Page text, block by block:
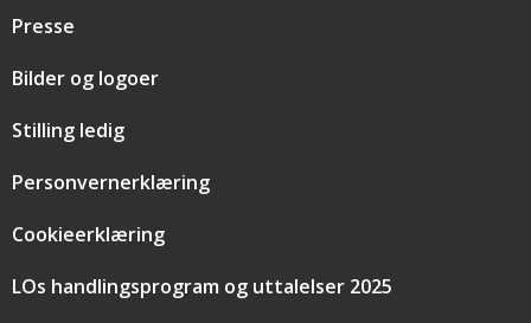
Presse
Bilder og logoer
Stilling ledig
Personvernerklæring
Cookieerklæring
LOs handlingsprogram og uttalelser 2025